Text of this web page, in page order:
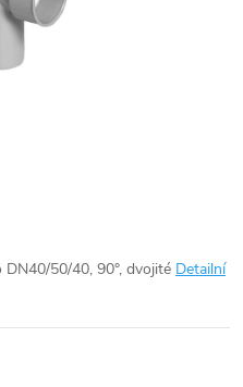
50/40, 90°, dvojité Detailní